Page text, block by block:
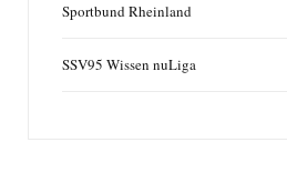
Sportbund Rheinland
SSV95 Wissen nuLiga